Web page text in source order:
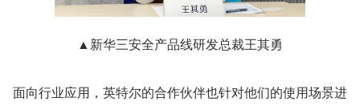
▲新华三安全产品线研发总裁王其勇
面向行业应用，英特尔的合作伙伴也针对他们的使用场景进